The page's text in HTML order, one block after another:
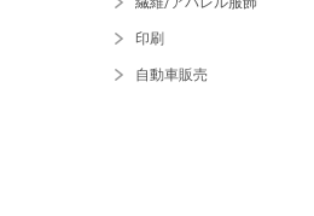
印刷
自動車販売